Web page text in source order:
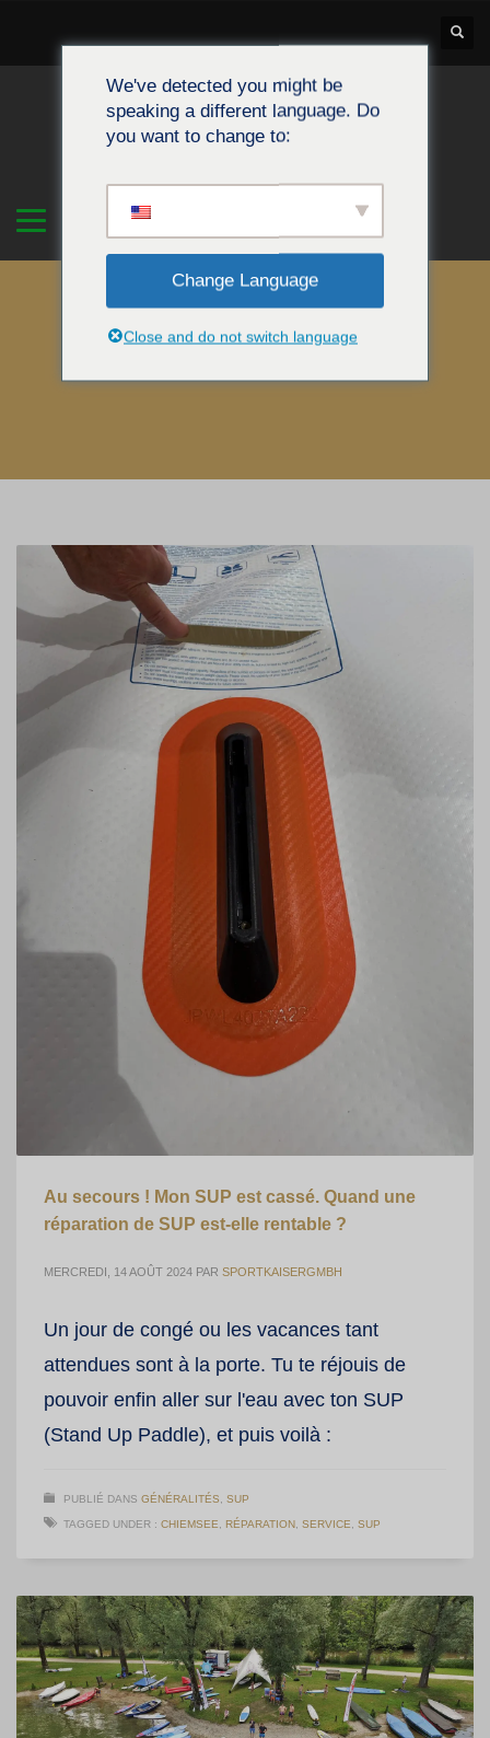
Au secours ! Mon SUP est cassé. Quand une
réparation de SUP est-elle rentable ?
MERCREDI, 14 AOÛT 2024 PAR SPORTKAISERGMBH
Un jour de congé ou les vacances tant
attendues sont à la porte. Tu te réjouis de
pouvoir enfin aller sur l'eau avec ton SUP
(Stand Up Paddle), et puis voilà :
PUBLIÉ DANS GÉNÉRALITÉS SUP
TAGGED UNDER : CHIEMSEE RÉPARATION SERVICE SUP
We've detected you might be
speaking a different language. Do
you want to change to:
Change Language
Close and do not switch language